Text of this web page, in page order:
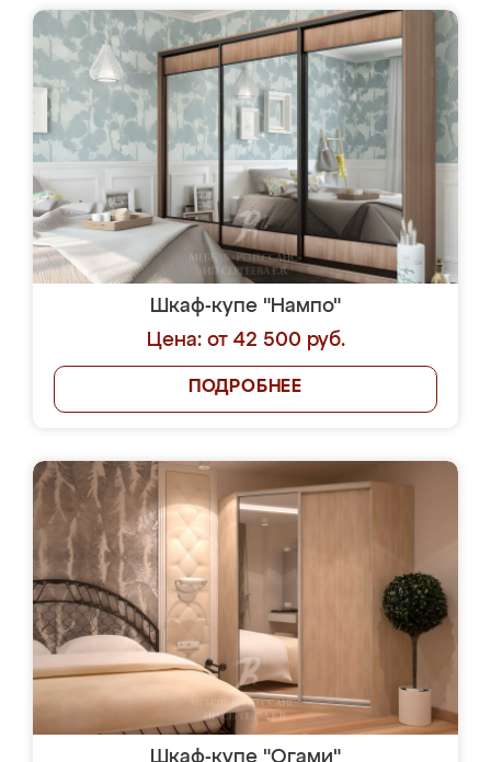
Шкаф-купе "Нампо"
Цена: от 42 500 руб.
ПОДРОБНЕЕ
Шкаф-купе "Огами"